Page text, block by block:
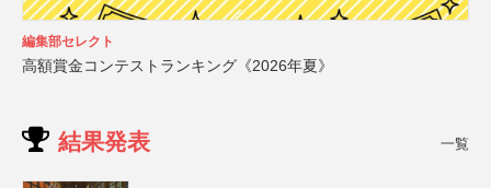
編集部セレクト
高額賞金コンテストランキング《2026年夏》
結果発表 一覧